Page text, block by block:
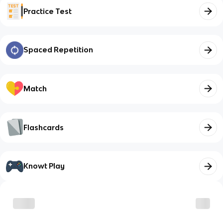
Practice Test
Spaced Repetition
Match
Flashcards
Knowt Play